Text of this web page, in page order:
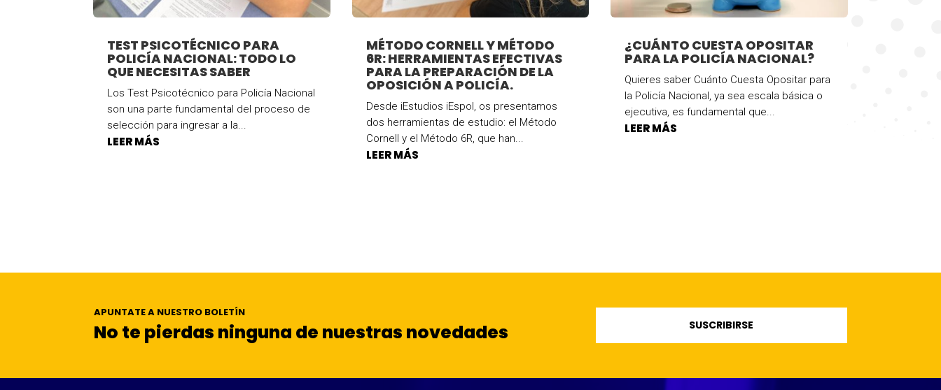
TEST PSICOTÉCNICO PARA
POLICÍA NACIONAL: TODO LO
QUE NECESITAS SABER
Los Test Psicotécnico para Policía Nacional
son una parte fundamental del proceso de
selección para ingresar a la...
LEER MÁS
MÉTODO CORNELL Y MÉTODO
6R: HERRAMIENTAS EFECTIVAS
PARA LA PREPARACIÓN DE LA
OPOSICIÓN A POLICÍA.
Desde iEstudios iEspol, os presentamos
dos herramientas de estudio: el Método
Cornell y el Método 6R, que han...
LEER MÁS
¿CUÁNTO CUESTA OPOSITAR
PARA LA POLICÍA NACIONAL?
Quieres saber Cuánto Cuesta Opositar para
la Policía Nacional, ya sea escala básica o
ejecutiva, es fundamental que...
LEER MÁS
APUNTATE A NUESTRO BOLETÍN
No te pierdas ninguna de nuestras novedades SUSCRIBIRSE